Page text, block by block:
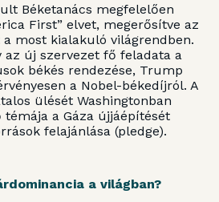
Béketanács megfelelően
First” elvet, megerősítve az
a most kialakuló világrendben.
az új szervezet fő feladata a
békés rendezése, Trump
a Nobel-békedíjról. A
ülését Washingtonban
a Gáza újjáépítését
felajánlása (pledge).
a világban?